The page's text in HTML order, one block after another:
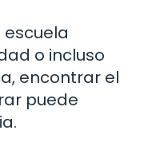
escuela
o incluso
encontrar el
puede